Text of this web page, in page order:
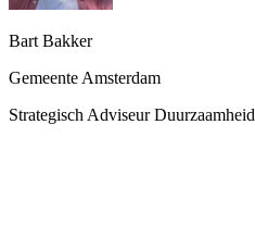
Bart Bakker
Gemeente Amsterdam
Strategisch Adviseur Duurzaamheid